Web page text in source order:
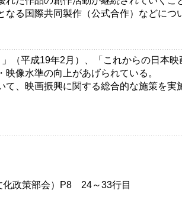
る国際共同製作（公式合作）などにつ
（平成19年2月）、「これからの日本
像水準の向上があげられている。
、映画振興に関する総合的な施策を
政策部会）P8 24～33行目